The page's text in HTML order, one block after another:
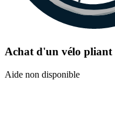
Achat d'un vélo pliant
Aide non disponible